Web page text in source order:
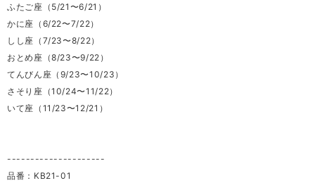
ふたご座（5/21〜6/21）
かに座（6/22〜7/22）
しし座（7/23〜8/22）
おとめ座（8/23〜9/22）
てんびん座（9/23〜10/23）
さそり座（10/24〜11/22）
いて座（11/23〜12/21）
---------------------
品番：KB21-01